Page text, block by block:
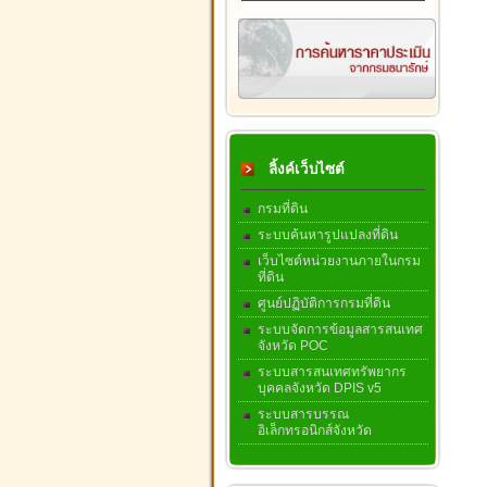
ลิ้งค์เว็บไซต์
กรมที่ดิน
ระบบค้นหารูปแปลงที่ดิน
เว็บไซต์หน่วยงานภายในกรม
ที่ดิน
ศูนย์ปฏิบัติการกรมที่ดิน
ระบบจัดการข้อมูลสารสนเทศ
จังหวัด POC
ระบบสารสนเทศทรัพยากร
บุคคลจังหวัด DPIS v5
ระบบสารบรรณ
อิเล็กทรอนิกส์จังหวัด